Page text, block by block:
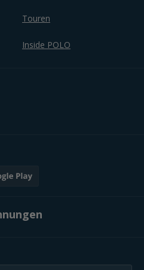
Touren
Inside POLO